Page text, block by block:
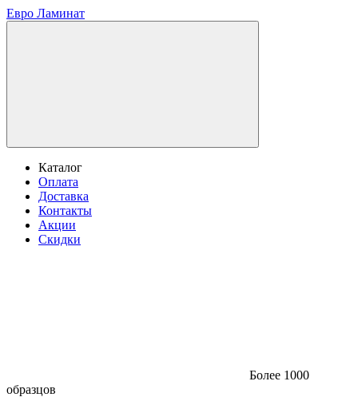
Евро Ламинат
Каталог
Оплата
Доставка
Контакты
Акции
Скидки
Более 1000
образцов